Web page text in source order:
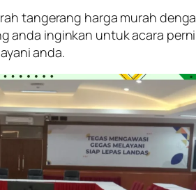
tangerang harga murah
anda inginkan untuk acara
anda.